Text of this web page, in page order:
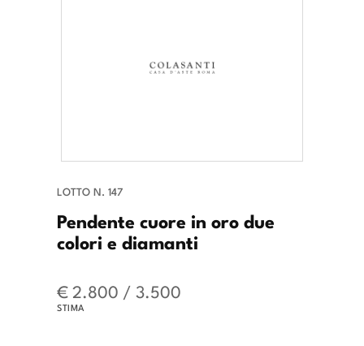
LOTTO N. 147
Pendente cuore in oro due
colori e diamanti
€ 2.800 / 3.500
STIMA